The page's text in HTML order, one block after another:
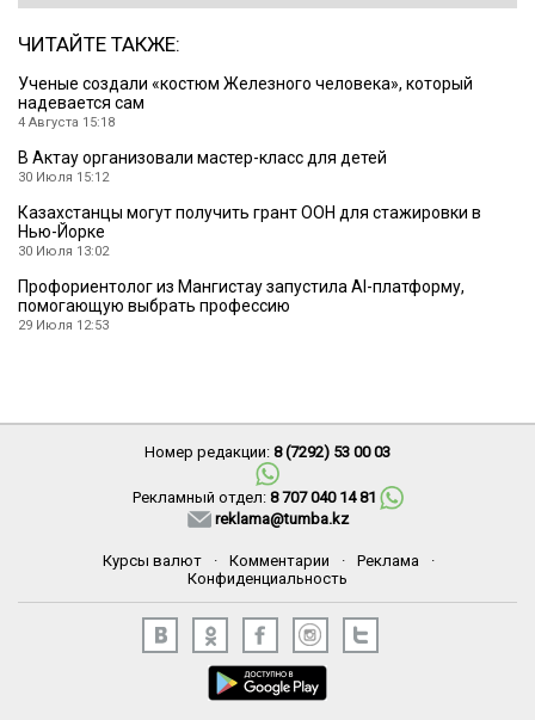
ЧИТАЙТЕ ТАКЖЕ:
Ученые создали «костюм Железного человека», который
надевается сам
4 Августа 15:18
В Актау организовали мастер-класс для детей
30 Июля 15:12
Казахстанцы могут получить грант ООН для стажировки в
Нью-Йорке
30 Июля 13:02
Профориентолог из Мангистау запустила AI-платформу,
помогающую выбрать профессию
29 Июля 12:53
Номер редакции: 8 (7292) 53 00 03
Рекламный отдел: 8 707 040 14 81
reklama@tumba.kz
Курсы валют · Комментарии · Реклама
·
Конфиденциальность